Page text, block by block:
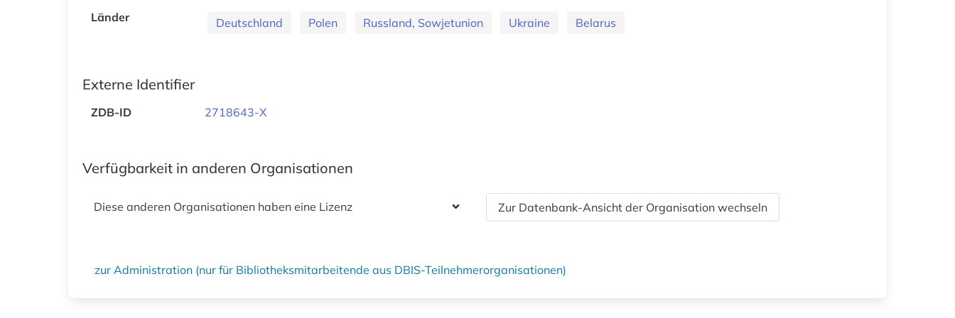
Länder
Deutschland Polen Russland, Sowjetunion Ukraine Belarus
Externe Identifier
ZDB-ID 2718643-X
Verfügbarkeit in anderen Organisationen
Diese anderen Organisationen haben eine Lizenz Zur Datenbank-Ansicht der Organisation wechseln
zur Administration (nur für Bibliotheksmitarbeitende aus DBIS-Teilnehmerorganisationen)